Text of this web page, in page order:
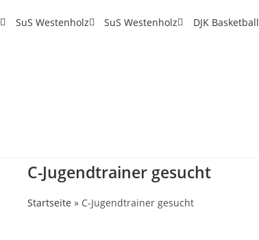
SuS Westenholz SuS Westenholz
DJK Basketball
C-Jugendtrainer gesucht
Startseite » C-Jugendtrainer gesucht